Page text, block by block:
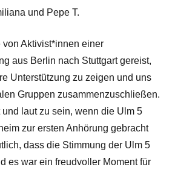
und Pepe T.
Aktivist*innen einer
aus Berlin nach Stuttgart gereist,
Unterstützung zu zeigen und uns
Gruppen zusammenzuschließen.
laut zu sein, wenn die Ulm 5
zur ersten Anhörung gebracht
dass die Stimmung der Ulm 5
es war ein freudvoller Moment für